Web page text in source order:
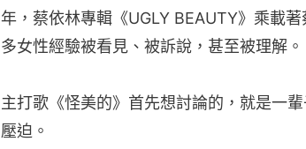
年，蔡依林專輯《UGLY BEAUTY》乘載
多女性經驗被看見、被訴說，甚至被理解。
主打歌《怪美的》首先想討論的，就是一
壓迫。